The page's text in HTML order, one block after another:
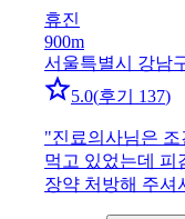
휴진
900m
서울특별시 강남
5.0(후기 137)
"진료의사님은
먹고 있었는데 피
장약 처방해 주셔